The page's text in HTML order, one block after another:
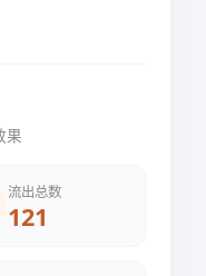
果
流出总数
121